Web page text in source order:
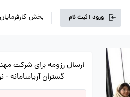
ورود | ثبت نام بخش
ارسال رزومه برای شرکت
گستران آریاسامانه -